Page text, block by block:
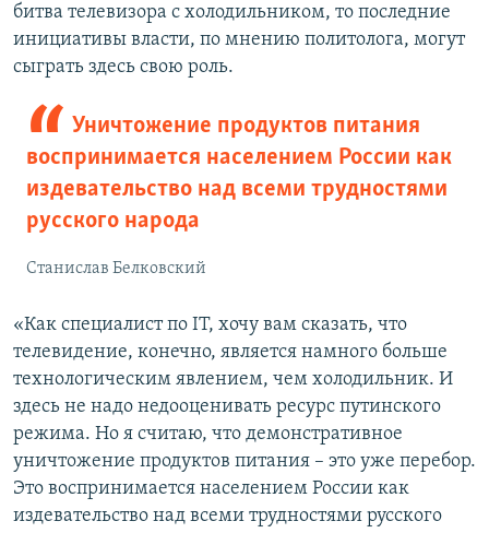
битва телевизора с холодильником, то последние
инициативы власти, по мнению политолога, могут
сыграть здесь свою роль.
Уничтожение продуктов питания
воспринимается населением России как
издевательство над всеми трудностями
русского народа
Станислав Белковский
«Как специалист по IT, хочу вам сказать, что
телевидение, конечно, является намного больше
технологическим явлением, чем холодильник. И
здесь не надо недооценивать ресурс путинского
режима. Но я считаю, что демонстративное
уничтожение продуктов питания – это уже перебор.
Это воспринимается населением России как
издевательство над всеми трудностями русского